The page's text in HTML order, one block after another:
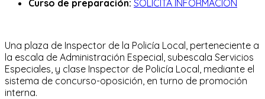
Curso de preparación: SOLICITA INFORMACIÓN
Una plaza de Inspector de la Policía Local, perteneciente a
la escala de Administración Especial, subescala Servicios
Especiales, y clase Inspector de Policía Local, mediante el
sistema de concurso-oposición, en turno de promoción
interna.